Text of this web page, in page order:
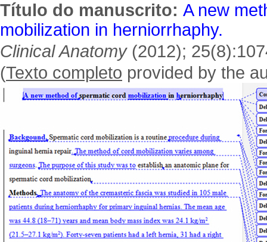
Título do manuscrito: A new
mobilization in herniorrhaphy.
Clinical Anatomy(2012);
(Texto completo provided by the